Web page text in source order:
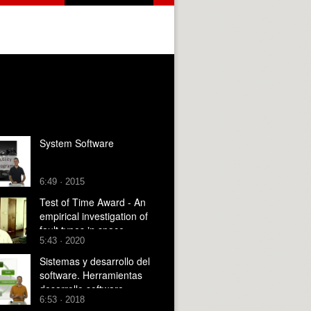
System Software
6:49 · 2015
Test of Time Award - An
empirical investigation of
fault types in space
mission system software
5:43 · 2020
Sistemas y desarrollo del
software. Herramientas
desarrollo software
6:53 · 2018